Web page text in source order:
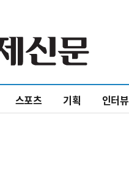
스포츠 기획 인터뷰